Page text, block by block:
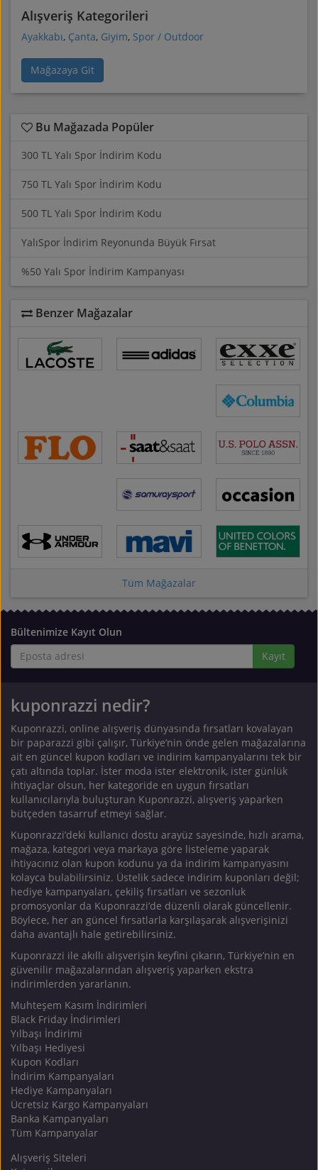
Alışveriş Kategorileri
Ayakkabı, Çanta, Giyim, Spor / Outdoor
Mağazaya Git
Bu Mağazada Popüler
300 TL Yalı Spor İndirim Kodu
750 TL Yalı Spor İndirim Kodu
500 TL Yalı Spor İndirim Kodu
YalıSpor İndirim Reyonunda Büyük Fırsat
%50 Yalı Spor İndirim Kampanyası
Benzer Mağazalar
Tüm Mağazalar
Bültenimize Kayıt Olun
Kayıt
kuponrazzi nedir?
Kuponrazzi, online alışveriş dünyasında fırsatları kovalayan
bir paparazzi gibi çalışır, Türkiye’nin önde gelen mağazalarına
ait en güncel kupon kodları ve indirim kampanyalarını tek bir
çatı altında toplar. İster moda ister elektronik, ister günlük
ihtiyaçlar olsun, her kategoride en uygun fırsatları
kullanıcılarıyla buluşturan Kuponrazzi, alışveriş yaparken
bütçeden tasarruf etmeyi sağlar.
Kuponrazzi’deki kullanıcı dostu arayüz sayesinde, hızlı arama,
mağaza, kategori veya markaya göre listeleme yaparak
ihtiyacınız olan kupon kodunu ya da indirim kampanyasını
kolayca bulabilirsiniz. Üstelik sadece indirim kuponları değil;
hediye kampanyaları, çekiliş fırsatları ve sezonluk
promosyonlar da Kuponrazzi’de düzenli olarak güncellenir.
Böylece, her an güncel fırsatlarla karşılaşarak alışverişinizi
daha avantajlı hale getirebilirsiniz.
Kuponrazzi ile akıllı alışverişin keyfini çıkarın, Türkiye’nin en
güvenilir mağazalarından alışveriş yaparken ekstra
indirimlerden yararlanın.
Muhteşem Kasım İndirimleri
Black Friday İndirimleri
Yılbaşı İndirimi
Yılbaşı Hediyesi
Kupon Kodları
İndirim Kampanyaları
Hediye Kampanyaları
Ücretsiz Kargo Kampanyaları
Banka Kampanyaları
Tüm Kampanyalar
Alışveriş Siteleri